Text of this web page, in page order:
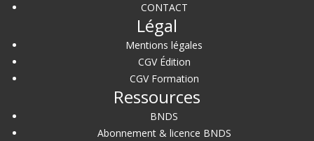
CONTACT
Légal
Mentions légales
CGV Édition
CGV Formation
Ressources
BNDS
Abonnement & licence BNDS